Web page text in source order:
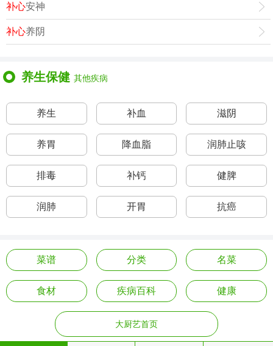
补心安神
补心养阴
养生保健 其他疾病
养生 补血 滋阴
养胃 降血脂 润肺止咳
排毒 补钙 健脾
润肺 开胃 抗癌
菜谱 分类 名菜
食材 疾病百科 健康
大厨艺首页